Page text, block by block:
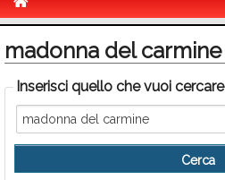
Politica
Sport
Eventi
Info Utili
madonna del carmine
Inserisci quello che vuoi cercare